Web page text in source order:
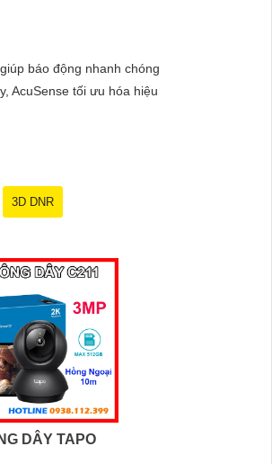
báo động nhanh chóng
AcuSense tối ưu hóa hiệu
3D DNR
DÂY TAPO